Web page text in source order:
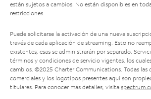
están sujetos a cambios. No están disponibles en
restricciones.
Puede solicitarse la activación de una nueva
través de cada aplicación de streaming. Esto no
existentes; esas se administrarán por separado.
términos y condiciones de servicio vigentes, los
cambios. ©2025 Charter Communications. Todas las
comerciales y los logotipos presentes aquí son
titulares. Para conocer más detalles, visita